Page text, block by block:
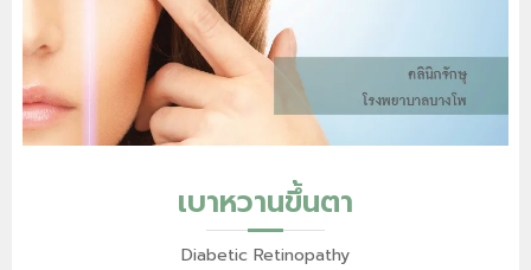
เบาหวานขึ้นตา
Diabetic Retinopathy